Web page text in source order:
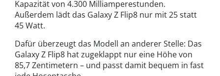
Kapazität von 4.300 Milliamperestunden.
Außerdem lädt das Galaxy Z Flip8 nur mit 25 statt
45 Watt.
Dafür überzeugt das Modell an anderer Stelle: Das
Galaxy Z Flip8 hat zugeklappt nur eine Höhe von
85,7 Zentimetern – und passt damit bequem in fast